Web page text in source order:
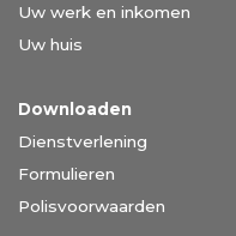
Uw werk en inkomen
Uw huis
Downloaden
Dienstverlening
Formulieren
Polisvoorwaarden